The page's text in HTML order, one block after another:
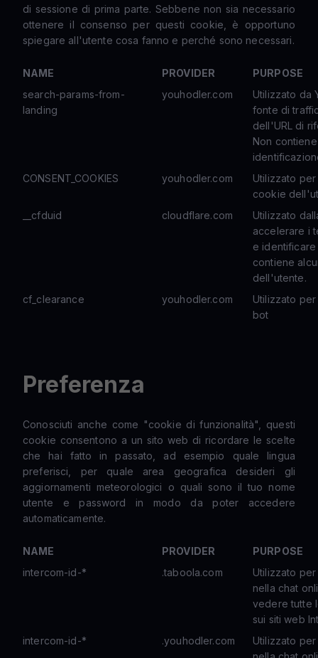
di sessione di prima parte. Sebbene non sia necessario
ottenere il consenso per questi cookie, è opportuno
spiegare all'utente cosa fanno e perché sono necessari.
NAME PROVIDER
PURPOSE
search-params-from-
landing
youhodler.com
Utilizzato da
fonte di
dell'URL di
Non
CONSENT_COOKIES
youhodler.com
Utilizzato
cookie
__cfduid
cloudflare.com
Utilizzato
accelerare i
e
contiene
dell'utente.
cf_clearance
youhodler.com
Utilizzato
bot
Preferenza
Conosciuti anche come "cookie di funzionalità", questi
cookie consentono a un sito web di ricordare le scelte
che hai fatto in passato, ad esempio quale lingua
preferisci, per quale area geografica desideri gli
aggiornamenti meteorologici o quali sono il tuo nome
utente e password in modo da poter accedere
automaticamente.
NAME PROVIDER
PURPOSE
intercom-id-*
.taboola.com
Utilizzato
nella chat
vedere tutte
sui siti web
intercom-id-*
.youhodler.com
Utilizzato